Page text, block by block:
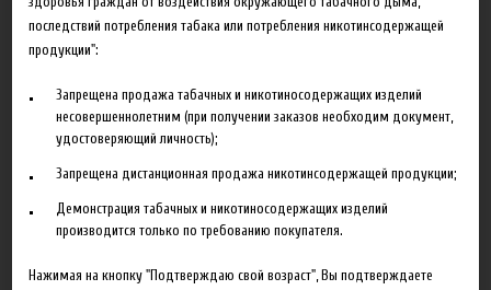
Объем
10 мл
Гарантия
Сопутствующие товары
последствий потребления табака или потребления никотинсодержащей
продукции":
Запрещена продажа табачных и никотиносодержащих изделий
несовершеннолетним (при получении заказов необходим документ,
удостоверяющий личность);
Запрещена дистанционная продажа никотинсодержащей продукции;
Демонстрация табачных и никотиносодержащих изделий
производится только по требованию покупателя.
Нажимая на кнопку "Подтверждаю свой возраст", Вы подтверждаете